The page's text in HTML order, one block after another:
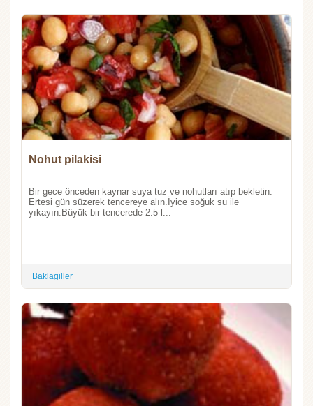
Nohut pilakisi
Bir gece önceden kaynar suya tuz ve nohutları atıp bekletin.
Ertesi gün süzerek tencereye alın.İyice soğuk su ile
yıkayın.Büyük bir tencerede 2.5 l...
Baklagiller